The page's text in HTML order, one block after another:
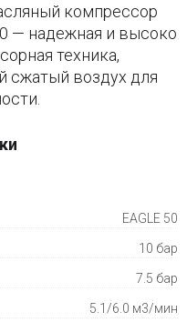
компрессор
— надежная и высоко
техника,
сжатый воздух для
EAGLE 50
10 бар
7.5 бар
5.1/6.0 м3/мин